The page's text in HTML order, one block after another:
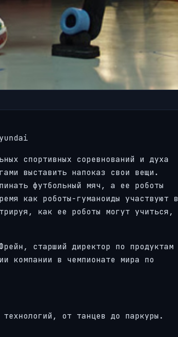
спортивных соревнований и духа
выставить напоказ свои вещи.
футбольный мяч, а ее роботы
как роботы-гуманоиды участвуют в
как ее роботы могут учиться,
старший директор по продуктам
компании в чемпионате мира по
технологий, от танцев до паркуры.